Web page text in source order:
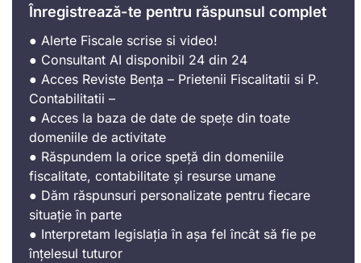
Înregistrează-te pentru răspunsul complet
● Alerte Fiscale scrise si video!
● Consultant AI disponibil 24 din 24
● Acces Reviste Bența – Prietenii Fiscalitatii si P.
Contabilitatii –
● Acces la baza de date de spețe din toate
domeniile de activitate
● Răspundem la orice speță din domeniile
fiscalitate, contabilitate și resurse umane
● Dăm răspunsuri personalizate pentru fiecare
situație în parte
● Interpretam legislația în așa fel încât să fie pe
înțelesul tuturor